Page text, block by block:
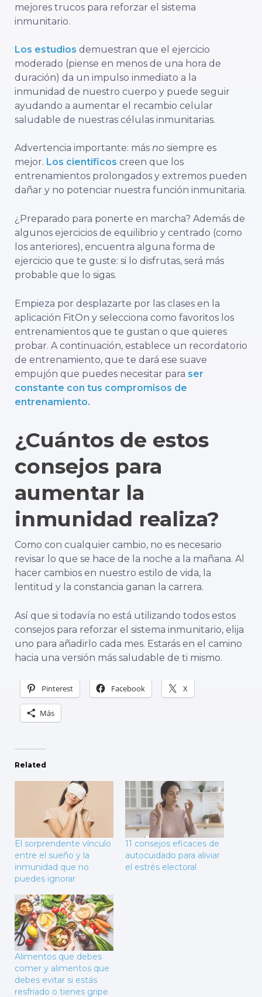
mejores trucos para reforzar el sistema
inmunitario.
Los estudios demuestran que el ejercicio
moderado (piense en menos de una hora de
duración) da un impulso inmediato a la
inmunidad de nuestro cuerpo y puede seguir
ayudando a aumentar el recambio celular
saludable de nuestras células inmunitarias.
Advertencia importante: más no siempre es
mejor. Los científicos creen que los
entrenamientos prolongados y extremos pueden
dañar y no potenciar nuestra función inmunitaria.
¿Preparado para ponerte en marcha? Además de
algunos ejercicios de equilibrio y centrado (como
los anteriores), encuentra alguna forma de
ejercicio que te guste: si lo disfrutas, será más
probable que lo sigas.
Empieza por desplazarte por las clases en la
aplicación FitOn y selecciona como favoritos los
entrenamientos que te gustan o que quieres
probar. A continuación, establece un recordatorio
de entrenamiento, que te dará ese suave
empujón que puedes necesitar para ser
constante con tus compromisos de
entrenamiento.
¿Cuántos de estos
consejos para
aumentar la
inmunidad realiza?
Como con cualquier cambio, no es necesario
revisar lo que se hace de la noche a la mañana. Al
hacer cambios en nuestro estilo de vida, la
lentitud y la constancia ganan la carrera.
Así que si todavía no está utilizando todos estos
consejos para reforzar el sistema inmunitario, elija
uno para añadirlo cada mes. Estarás en el camino
hacia una versión más saludable de ti mismo.
Pinterest Facebook X
Más
Related
El sorprendente vínculo
entre el sueño y la
inmunidad que no
puedes ignorar
11 consejos eficaces de
autocuidado para aliviar
el estrés electoral
Alimentos que debes
comer y alimentos que
debes evitar si estás
resfriado o tienes gripe